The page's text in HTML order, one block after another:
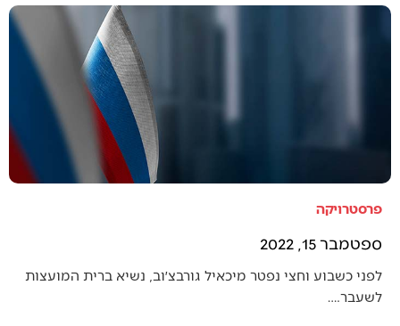
פרסטרויקה
ספטמבר 15, 2022
לפני כשבוע וחצי נפטר מיכאיל גורבצ׳וב, נשיא ברית המועצות
לשעבר.…